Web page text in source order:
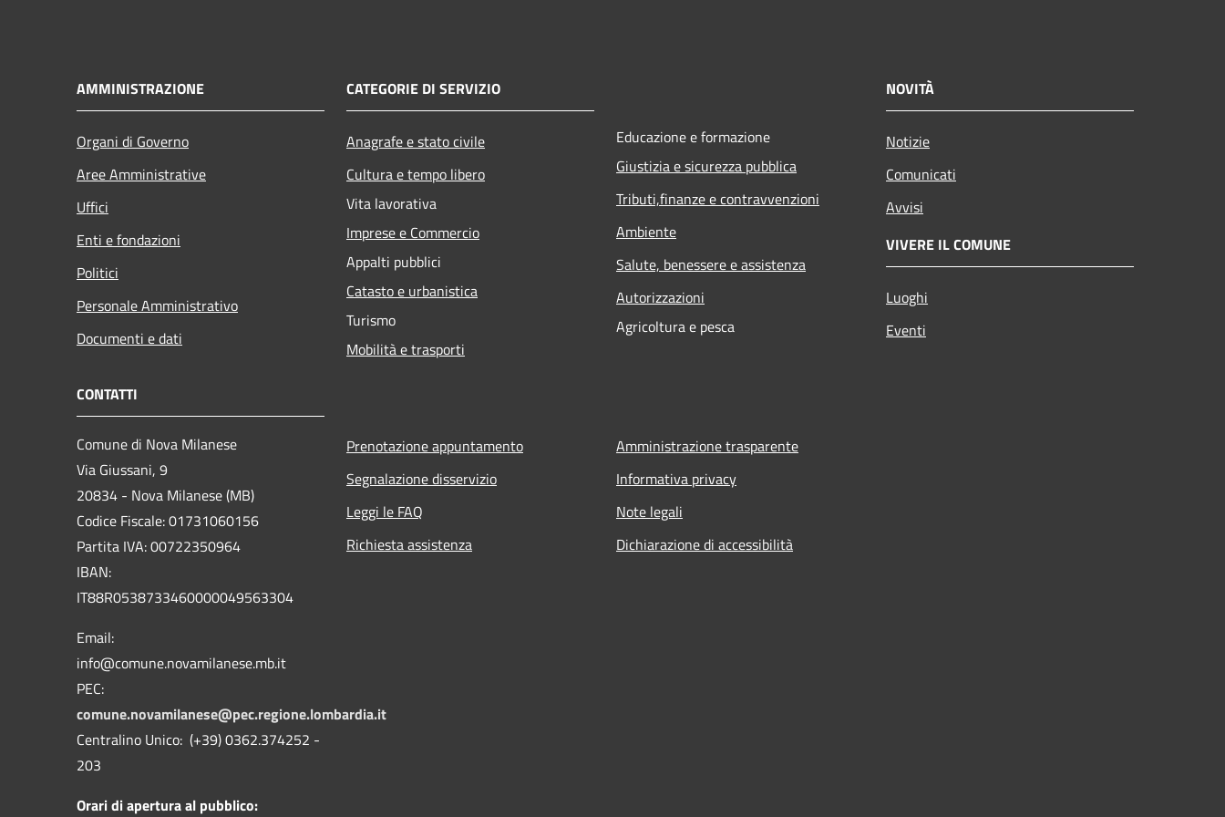
AMMINISTRAZIONE
Organi di Governo
Aree Amministrative
Uffici
Enti e fondazioni
Politici
Personale Amministrativo
Documenti e dati
CATEGORIE DI SERVIZIO
Anagrafe e stato civile
Cultura e tempo libero
Vita lavorativa
Imprese e Commercio
Appalti pubblici
Catasto e urbanistica
Turismo
Mobilità e trasporti
Educazione e formazione
Giustizia e sicurezza pubblica
Tributi,finanze e contravvenzioni
Ambiente
Salute, benessere e assistenza
Autorizzazioni
Agricoltura e pesca
NOVITÀ
Notizie
Comunicati
Avvisi
VIVERE IL COMUNE
Luoghi
Eventi
CONTATTI
Comune di Nova Milanese
Via Giussani, 9
20834 - Nova Milanese (MB)
Codice Fiscale: 01731060156
Partita IVA: 00722350964
IBAN:
IT88R0538733460000049563304
Email:
info@comune.novamilanese.mb.it
PEC:
comune.novamilanese@pec.regione.lombardia.it
Centralino Unico: (+39) 0362.374252 -
203
Orari di apertura al pubblico:
Prenotazione appuntamento
Segnalazione disservizio
Leggi le FAQ
Richiesta assistenza
Amministrazione trasparente
Informativa privacy
Note legali
Dichiarazione di accessibilità